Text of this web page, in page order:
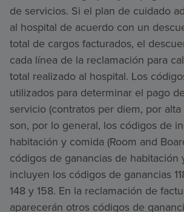
de servicios. Si el plan de cuidado
al hospital de acuerdo con un
total de cargos facturados, el
cada línea de la reclamación para
total realizado al hospital. Los
utilizados para determinar el pago
servicio (contratos per diem, por
son, por lo general, los códigos de
habitación y comida (Room and
códigos de ganancias de habitación
incluyen los códigos de ganancias
148 y 158. En la reclamación de
aparecerán otros códigos de